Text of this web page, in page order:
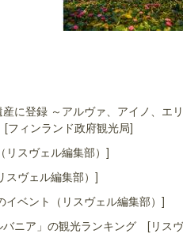
に登録 ～アルヴァ、アイノ、エ
ィンランド政府観光局]
スヴェル編集部）]
ヴェル編集部）]
ベント（リスヴェル編集部）]
ニア」の観光ランキング [リス